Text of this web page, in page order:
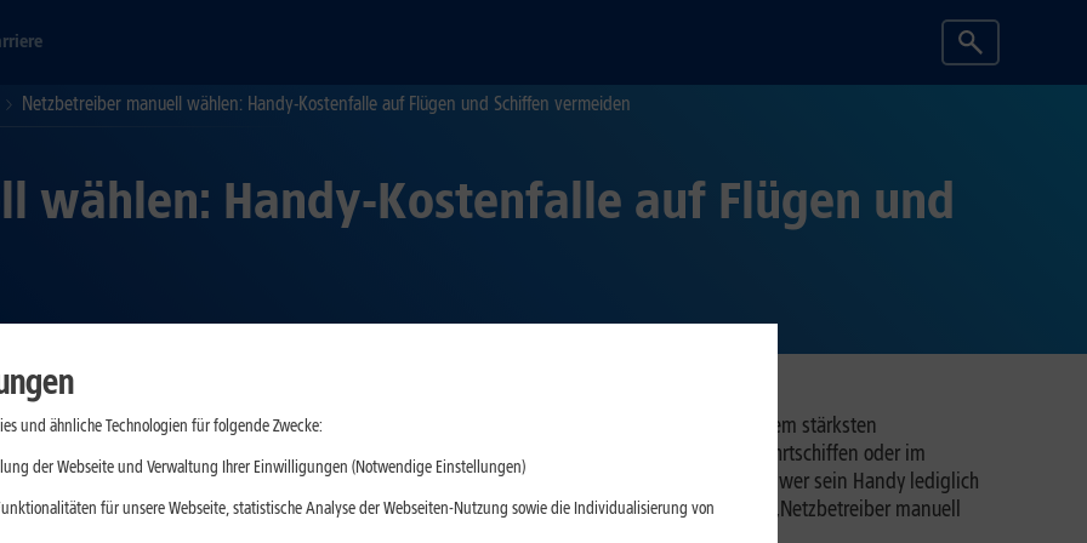
Netzbetreiber manuell wählen: Handy-Kostenfalle auf Flügen und Schiffen vermeiden
wählen: Handy-Kostenfalle auf Flügen und
Netzbetreiberwahl eingestellt. So wählt das Gerät immer das Mobilfunknetz mit dem stärksten
Funktion ist, kann im Urlaub jedoch schnell zur Kostenfalle werden. Denn auf Kreuzfahrtschiffen oder im
einwählen. Nicht nur unbedachtes Surfen und Telefonieren wird dann schnell teuer, auch wer sein Handy lediglich
hohe Rechnung. Damit es gar nicht so weit kommt, sollten Sie vor Reiseantritt die Funktion „Netzbetreiber manuell
und ähnliche Technologien für folgende Zwecke:
der Webseite und Verwaltung Ihrer Einwilligungen (Notwendige Einstellungen)
für unsere Webseite, statistische Analyse der Webseiten-Nutzung sowie die Individualisierung von